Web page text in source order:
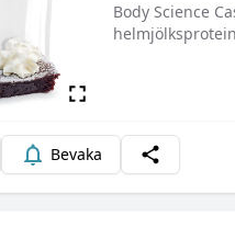
Beskrivning
Body Science
Bevaka Dela